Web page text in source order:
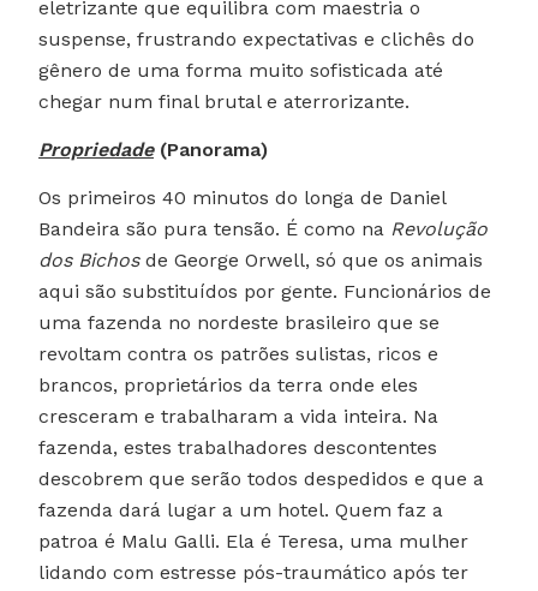
eletrizante que equilibra com maestria o
suspense, frustrando expectativas e clichês do
gênero de uma forma muito sofisticada até
chegar num final brutal e aterrorizante.
Propriedade (Panorama)
Os primeiros 40 minutos do longa de Daniel
Bandeira são pura tensão. É como na Revolução
dos Bichosde George Orwell, só que os animais
aqui são substituídos por gente. Funcionários de
uma fazenda no nordeste brasileiro que se
revoltam contra os patrões sulistas, ricos e
brancos, proprietários da terra onde eles
cresceram e trabalharam a vida inteira. Na
fazenda, estes trabalhadores descontentes
descobrem que serão todos despedidos e que a
fazenda dará lugar a um hotel. Quem faz a
patroa é Malu Galli. Ela é Teresa, uma mulher
lidando com estresse pós-traumático após ter